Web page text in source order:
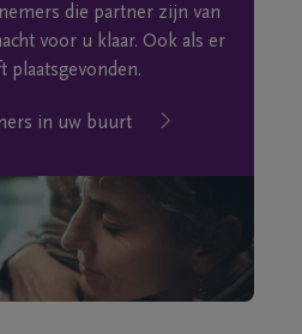
die partner zijn van
voor u klaar. Ook als er
plaatsgevonden.
in uw buurt